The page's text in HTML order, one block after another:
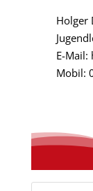
Holger
E-Mail:
Mobil: